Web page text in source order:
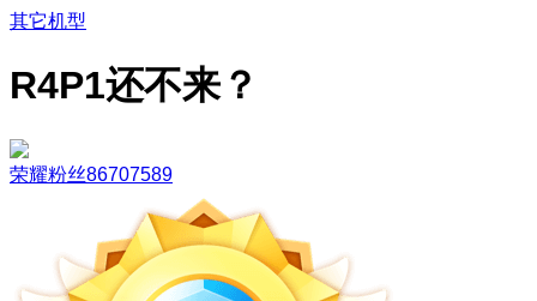
其它机型
R4P1还不来？
荣耀粉丝86707589